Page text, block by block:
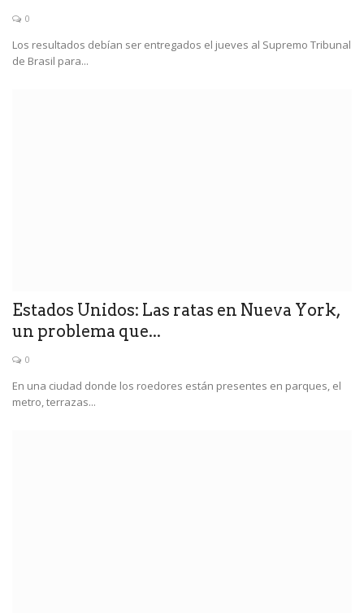
0
Los resultados debían ser entregados el jueves al Supremo Tribunal
de Brasil para...
Estados Unidos: Las ratas en Nueva York,
un problema que...
0
En una ciudad donde los roedores están presentes en parques, el
metro, terrazas...